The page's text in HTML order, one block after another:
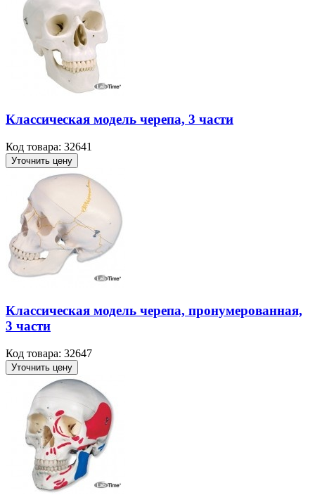
Классическая модель черепа, 3 части
Код товара: 32641
Уточнить цену
Классическая модель черепа, пронумерованная,
3 части
Код товара: 32647
Уточнить цену